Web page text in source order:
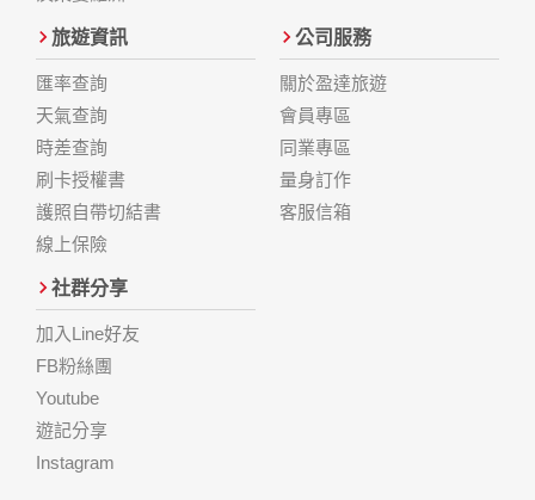
旅遊資訊
匯率查詢
天氣查詢
時差查詢
刷卡授權書
護照自帶切結書
線上保險
公司服務
關於盈達旅遊
會員專區
同業專區
量身訂作
客服信箱
社群分享
加入Line好友
FB粉絲團
Youtube
遊記分享
Instagram